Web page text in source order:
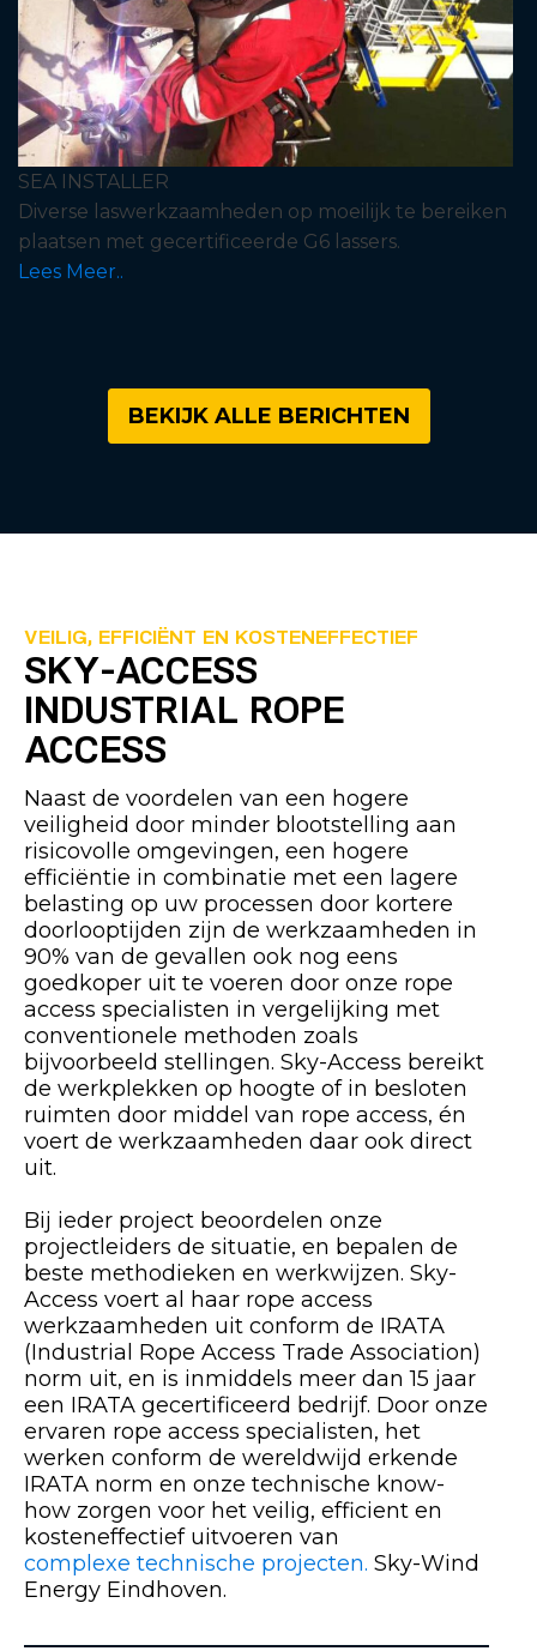
SEA INSTALLER
Diverse laswerkzaamheden op moeilijk te bereiken
plaatsen met gecertificeerde G6 lassers.
Lees Meer..
BEKIJK ALLE BERICHTEN
VEILIG, EFFICIËNT EN KOSTENEFFECTIEF
SKY-ACCESS
INDUSTRIAL ROPE
ACCESS
Naast de voordelen van een hogere
veiligheid door minder blootstelling aan
risicovolle omgevingen, een hogere
efficiëntie in combinatie met een lagere
belasting op uw processen door kortere
doorlooptijden zijn de werkzaamheden in
90% van de gevallen ook nog eens
goedkoper uit te voeren door onze rope
access specialisten in vergelijking met
conventionele methoden zoals
bijvoorbeeld stellingen. Sky-Access bereikt
de werkplekken op hoogte of in besloten
ruimten door middel van rope access, én
voert de werkzaamheden daar ook direct
uit.
Bij ieder project beoordelen onze
projectleiders de situatie, en bepalen de
beste methodieken en werkwijzen. Sky-
Access voert al haar rope access
werkzaamheden uit conform de IRATA
(Industrial Rope Access Trade Association)
norm uit, en is inmiddels meer dan 15 jaar
een IRATA gecertificeerd bedrijf. Door onze
ervaren rope access specialisten, het
werken conform de wereldwijd erkende
IRATA norm en onze technische know-
how zorgen voor het veilig, efficient en
kosteneffectief uitvoeren van
complexe technische projecten. Sky-Wind
Energy Eindhoven.